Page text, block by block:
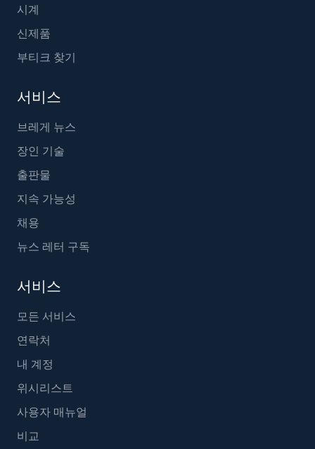
시계
신제품
부티크 찾기
서비스
브레게 뉴스
장인 기술
출판물
지속 가능성
채용
뉴스 레터 구독
서비스
모든 서비스
연락처
내 계정
위시리스트
사용자 매뉴얼
비교